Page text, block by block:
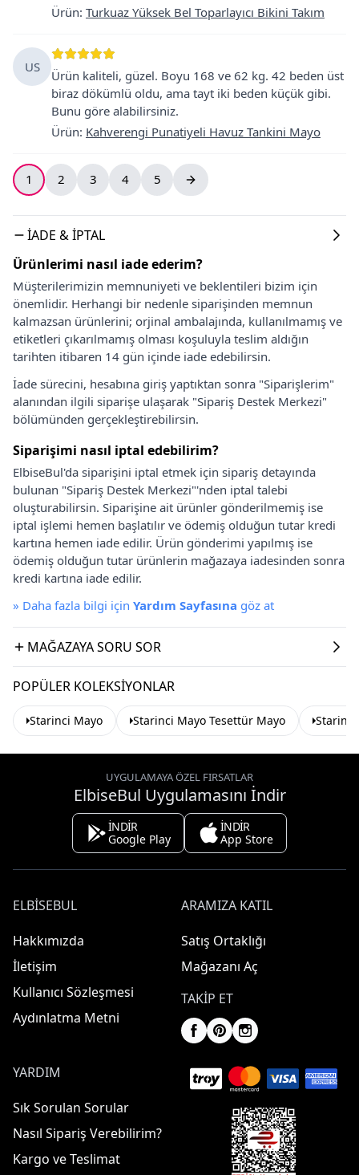
Ürün: Turkuaz Yüksek Bel Toparlayıcı Bikini Takım
US
Ürün kaliteli, güzel. Boyu 168 ve 62 kg. 42 beden üst
biraz dökümlü oldu, ama tayt iki beden küçük gibi.
Bunu göre alabilirsiniz.
Ürün: Kahverengi Punatiyeli Havuz Tankini Mayo
1 2 3 4 5
İADE & İPTAL
Ürünlerimi nasıl iade ederim?
Müşterilerimizin memnuniyeti ve beklentileri bizim için
önemlidir. Herhangi bir nedenle siparişinden memnun
kalmazsan ürünlerini; orjinal ambalajında, kullanılmamış ve
etiketleri çıkarılmamış olması koşuluyla teslim aldığın
tarihten itibaren 14 gün içinde iade edebilirsin.
İade sürecini, hesabına giriş yaptıktan sonra "Siparişlerim"
alanından ilgili siparişe ulaşarak "Sipariş Destek Merkezi"
bölümünden gerçekleştirebilirsin.
Siparişimi nasıl iptal edebilirim?
ElbiseBul'da siparişini iptal etmek için sipariş detayında
bulunan "Sipariş Destek Merkezi"'nden iptal talebi
oluşturabilirsin. Siparişine ait ürünler gönderilmemiş ise
iptal işlemi hemen başlatılır ve ödemiş olduğun tutar kredi
kartına hemen iade edilir. Ürün gönderimi yapılmış ise
ödemiş olduğun tutar ürünlerin mağazaya iadesinden sonra
kredi kartına iade edilir.
» Daha fazla bilgi için Yardım Sayfasına göz at
MAĞAZAYA SORU SOR
POPÜLER KOLEKSIYONLAR
Starinci Mayo Starinci Mayo Tesettür Mayo Starinci
UYGULAMAYA ÖZEL FIRSATLAR
ElbiseBul Uygulamasını İndir
İNDİR
Google Play
İNDİR
App Store
ELBISEBUL
Hakkımızda
İletişim
Kullanıcı Sözleşmesi
Aydınlatma Metni
ARAMIZA KATIL
Satış Ortaklığı
Mağazanı Aç
TAKIP ET
YARDIM
Sık Sorulan Sorular
Nasıl Sipariş Verebilirim?
Kargo ve Teslimat